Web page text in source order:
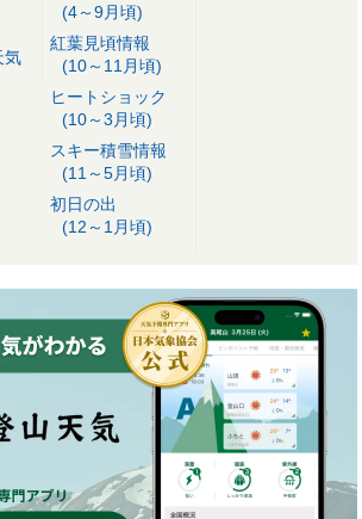
気
(4～9月頃)
紅葉見頃情報
(10～11月頃)
ヒートショック
(10～3月頃)
スキー積雪情報
(11～5月頃)
初日の出
(12～1月頃)